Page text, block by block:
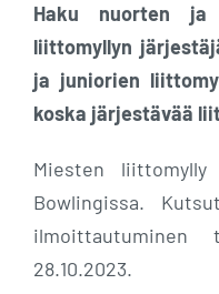
Haku nuorten ja
liittomyllyn
ja juniorien
koska järjestävää
Miesten liittomylly
Bowlingissa.
ilmoittautuminen
28.10.2023.